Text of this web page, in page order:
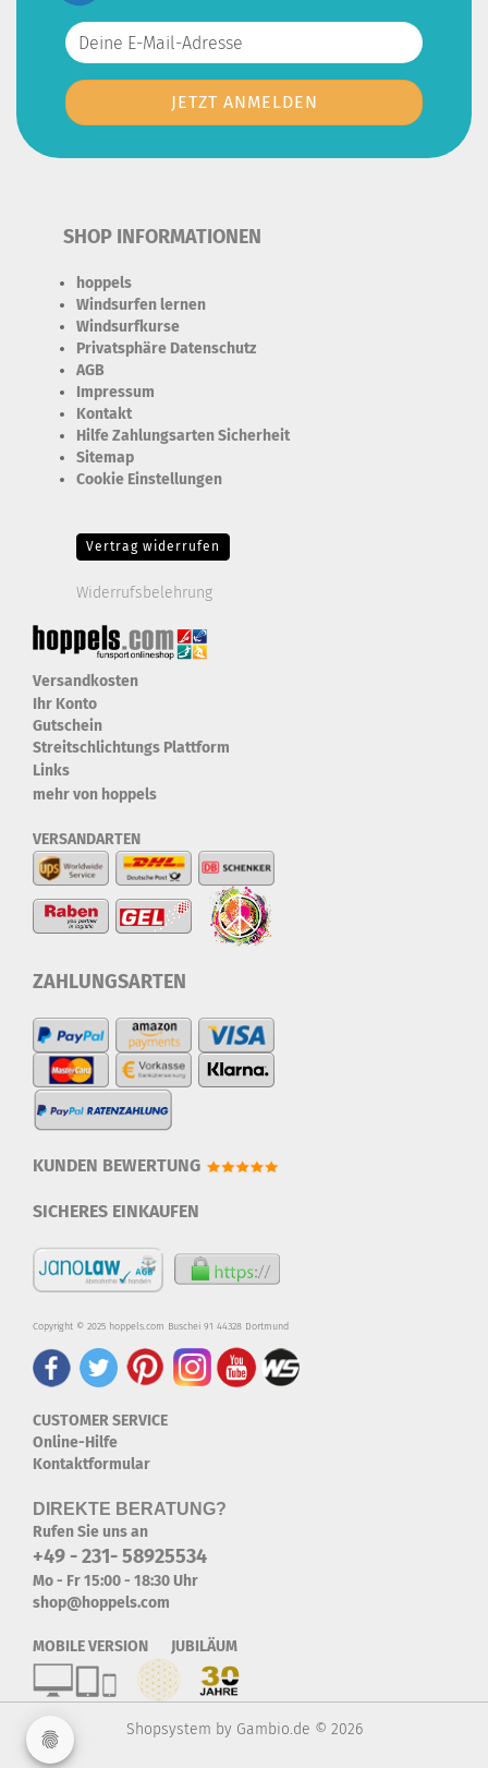
SHOP INFORMATIONEN
hoppels
Windsurfen lernen
Windsurfkurse
Privatsphäre Datenschutz
AGB
Impressum
Kontakt
Hilfe Zahlungsarten Sicherheit
Sitemap
Cookie Einstellungen
Vertrag widerrufen
Widerrufsbelehrung
Versandkosten
Ihr Konto
Gutschein
Streitschlichtungs Plattform
Links
mehr von hoppels
VERSANDARTEN
ZAHLUNGSARTEN
KUNDEN BEWERTUNG
SICHERES EINKAUFEN
Copyright © 2025 hoppels.com Buschei 91 44328 Dortmund
CUSTOMER SERVICE
Online-Hilfe
Kontaktformular
DIREKTE BERATUNG?
Rufen Sie uns an
+49 - 231- 58925534
Mo - Fr 15:00 - 18:30 Uhr
shop@hoppels.com
MOBILE VERSION JUBILÄUM
Shopsystem by Gambio.de © 2026